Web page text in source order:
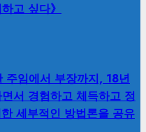
고 싶다》
주임에서 부장까지, 18년
서 경험하고 체득하고 정
세부적인 방법론을 공유